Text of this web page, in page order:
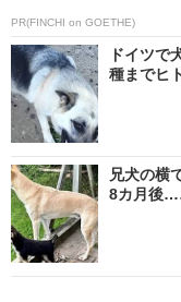
PR(FINCHI on GOETHE)
ドイツで
種までヒ
兄犬の横
8カ月後